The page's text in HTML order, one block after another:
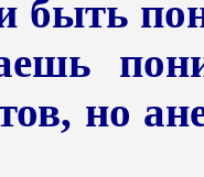
и быть
но